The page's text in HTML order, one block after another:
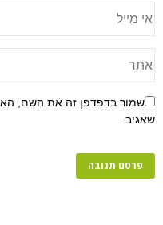
שמור בדפדפן זה את השם,
שאגיב.